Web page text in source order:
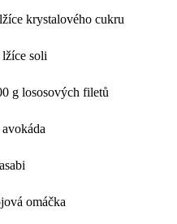
krystalového cukru
soli
g lososových filetů
omáčka